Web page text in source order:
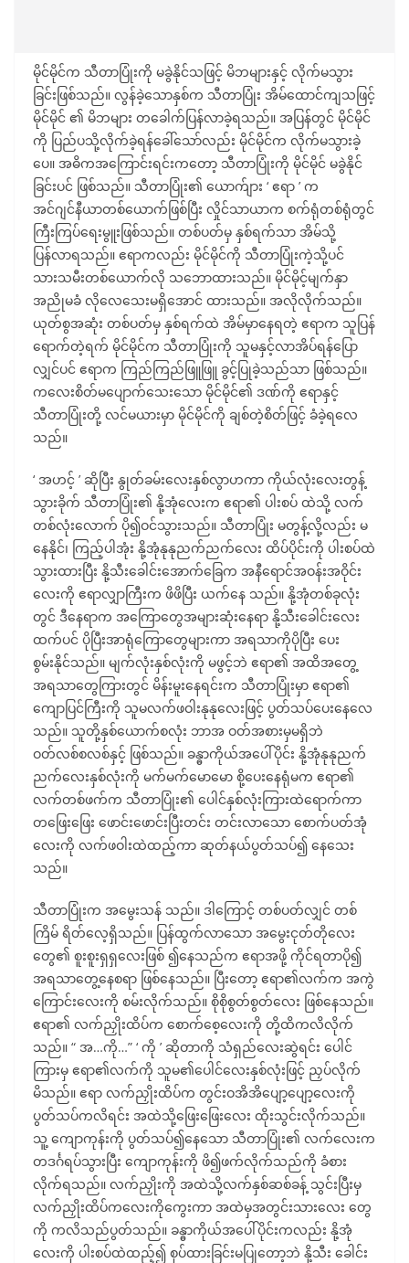
မိုင်မိုင်က သီတာပြုံးကို မခွဲနိုင်သဖြင့် မိဘများနှင့် လိုက်မသွား
ခြင်းဖြစ်သည်။ လွန်ခဲ့သောနှစ်က သီတာပြုံး အိမ်ထောင်ကျသဖြင့်
မိုင်မိုင် ၏ မိဘများ တခေါက်ပြန်လာခဲ့ရသည်။ အပြန်တွင် မိုင်မိုင်
ကို ပြည်ပသို့လိုက်ခဲ့ရန်ခေါ်သော်လည်း မိုင်မိုင်က လိုက်မသွားခဲ့
ပေ။ အဓိကအကြောင်းရင်းကတော့ သီတာပြုံးကို မိုင်မိုင် မခွဲနိုင်
ခြင်းပင် ဖြစ်သည်။ သီတာပြုံး၏ ယောက်ျား ‘ ဧရာ ’ က
အင်ဂျင်နီယာတစ်ယောက်ဖြစ်ပြီး လှိုင်သာယာက စက်ရုံတစ်ရုံတွင်
ကြီးကြပ်ရေးမွူးဖြစ်သည်။ တစ်ပတ်မှ နှစ်ရက်သာ အိမ်သို့
ပြန်လာရသည်။ ဧရာကလည်း မိုင်မိုင်ကို သီတာပြုံးကဲ့သို့ပင်
သားသမီးတစ်ယောက်လို သဘောထားသည်။ မိုင်မိုင့်မျက်နှာ
အညိုမခံ လိုလေသေးမရှိအောင် ထားသည်။ အလိုလိုက်သည်။
ယုတ်စွအဆုံး တစ်ပတ်မှ နှစ်ရက်ထဲ အိမ်မှာနေရတဲ့ ဧရာက သူပြန်
ရောက်တဲ့ရက် မိုင်မိုင်က သီတာပြုံးကို သူမနှင့်လာအိပ်ရန်ပြော
လျှင်ပင် ဧရာက ကြည်ကြည်ဖြူဖြူ ခွင့်ပြုခဲ့သည်သာ ဖြစ်သည်။
ကလေးစိတ်မပျောက်သေးသော မိုင်မိုင်၏ ဒဏ်ကို ဧရာနှင့်
သီတာပြုံးတို့ လင်မယားမှာ မိုင်မိုင်ကို ချစ်တဲ့စိတ်ဖြင့် ခံခဲ့ရလေ
သည်။
‘ အဟင့် ’ ဆိုပြီး နွုတ်ခမ်းလေးနှစ်လွာဟကာ ကိုယ်လုံးလေးတွန့်
သွားခိုက် သီတာပြုံး၏ နို့အုံလေးက ဧရာ၏ ပါးစပ် ထဲသို့ လက်
တစ်လုံးလောက် ပို၍ဝင်သွားသည်။ သီတာပြုံး မတွန့်လို့လည်း မ
နေနိုင်၊ ကြည့်ပါအုံး နို့အုံနုနုညက်ညက်လေး ထိပ်ပိုင်းကို ပါးစပ်ထဲ
သွားထားပြီး နို့သီးခေါင်းအောက်ခြေက အနီရောင်အဝန်းအဝိုင်း
လေးကို ဧရာလျှာကြီးက ဖိဖိပြီး ယက်နေ သည်။ နို့အုံတစ်ခုလုံး
တွင် ဒီနေရာက အကြောတွေအများဆုံးနေရာ နို့သီးခေါင်းလေး
ထက်ပင် ပိုပြီးအာရုံကြောတွေများကာ အရသာကိုပိုပြီး ပေး
စွမ်းနိုင်သည်။ မျက်လုံးနှစ်လုံးကို မဖွင့်ဘဲ ဧရာ၏ အထိအတွေ့
အရသာတွေကြားတွင် မိန်းမူးနေရင်းက သီတာပြုံးမှာ ဧရာ၏
ကျောပြင်ကြီးကို သူမလက်ဖဝါးနုနုလေးဖြင့် ပွတ်သပ်ပေးနေလေ
သည်။ သူတို့နှစ်ယောက်စလုံး ဘာအ ဝတ်အစားမှမရှိဘဲ
ဝတ်လစ်စလစ်နှင့် ဖြစ်သည်။ ခန္ဓာကိုယ်အပေါ်ပိုင်း နို့အုံနုနုညက်
ညက်လေးနှစ်လုံးကို မက်မက်မောမော စို့ပေးနေရုံမက ဧရာ၏
လက်တစ်ဖက်က သီတာပြုံး၏ ပေါင်နှစ်လုံးကြားထဲရောက်ကာ
တဖြေးဖြေး ဖောင်းဖောင်းပြီးတင်း တင်းလာသော စောက်ပတ်အုံ
လေးကို လက်ဖဝါးထဲထည့်ကာ ဆုတ်နယ်ပွတ်သပ်၍ နေသေး
သည်။
သီတာပြုံးက အမွေးသန် သည်။ ဒါကြောင့် တစ်ပတ်လျှင် တစ်
ကြိမ် ရိတ်လေ့ရှိသည်။ ပြန်ထွက်လာသော အမွေးငုတ်တိုလေး
တွေ၏ စူးစူးရှရှလေးဖြစ် ၍နေသည်က ဧရာအဖို့ ကိုင်ရတာပို၍
အရသာတွေ့နေစရာ ဖြစ်နေသည်။ ပြီးတော့ ဧရာ၏လက်က အကွဲ
ကြောင်းလေးကို စမ်းလိုက်သည်။ စိုစိုစွတ်စွတ်လေး ဖြစ်နေသည်။
ဧရာ၏ လက်ညှိုးထိပ်က စောက်စေ့လေးကို တို့ထိကလိလိုက်
သည်။ “ အ…ကို…” ‘ ကို ’ ဆိုတာကို သံရှည်လေးဆွဲရင်း ပေါင်
ကြားမှ ဧရာ၏လက်ကို သူမ၏ပေါင်လေးနှစ်လုံးဖြင့် ညှပ်လိုက်
မိသည်။ ဧရာ လက်ညှိုးထိပ်က တွင်းဝအိအိပျော့ပျော့လေးကို
ပွတ်သပ်ကလိရင်း အထဲသို့ဖြေးဖြေးလေး ထိုးသွင်းလိုက်သည်။
သူ့ ကျောကုန်းကို ပွတ်သပ်၍နေသော သီတာပြုံး၏ လက်လေးက
တဒင်္ဂရပ်သွားပြီး ကျောကုန်းကို ဖိ၍ဖက်လိုက်သည်ကို ခံစား
လိုက်ရသည်။ လက်ညှိုးကို အထဲသို့လက်နှစ်ဆစ်ခန့် သွင်းပြီးမှ
လက်ညှိုးထိပ်ကလေးကိုကွေးကာ အထဲမှအတွင်းသားလေး တွေ
ကို ကလိသည်ပွတ်သည်။ ခန္ဓာကိုယ်အပေါ်ပိုင်းကလည်း နို့အုံ
လေးကို ပါးစပ်ထဲထည့်၍ စုပ်ထားခြင်းမပြုတော့ဘဲ နို့သီး ခေါင်း